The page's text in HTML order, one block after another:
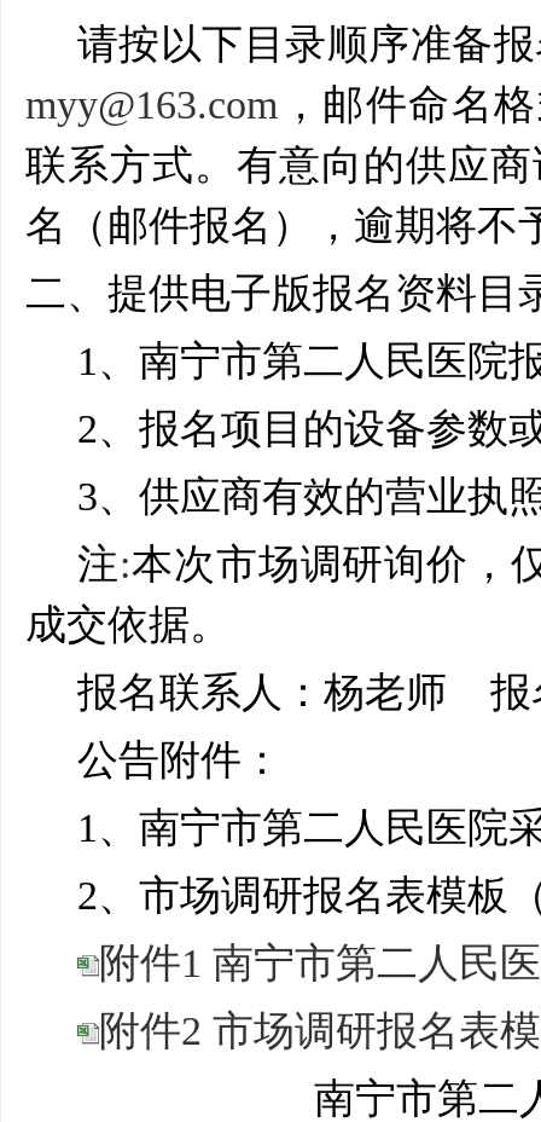
请按以下目录顺序准备
myy@163.com ，邮件命名
联系方式。有意向的供应
名（邮件报名），逾期将不
二、提供电子版报名资料目
1、南宁市第二人民医院
2、报名项目的设备参数
3、供应商有效的营业执
注:本次市场调研询价，
成交依据。
报名联系人：杨老师
报
公告附件：
1、 南宁市第二人民医院
2、 市场调研报名表模板
附件1 南宁市第二人民
附件2 市场调研报名表
南宁市第二